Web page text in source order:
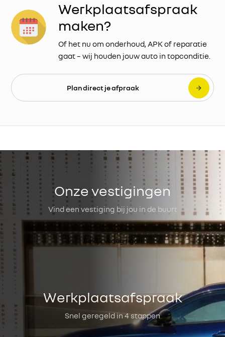
Werkplaatsafspraak
maken?
Of het nu om onderhoud, APK of reparatie
gaat – wij houden jouw auto in topconditie.
Plan direct je afpraak
Onze vestigingen
Vind een vestiging bij jou in de buurt
Bekijk vestigingen
Werkplaatsafspraak
Snel geregeld in 4 stappen